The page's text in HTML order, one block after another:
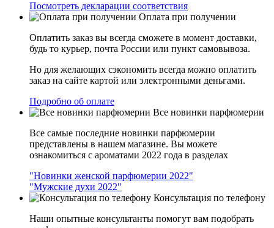
Посмотреть декларации соответствия
Оплата при получении
Оплатить заказ вы всегда сможете в момент доставки,
будь то курьер, почта России или пункт самовывоза.
Но для желающих сэкономить всегда можно оплатить
заказ на сайте картой или электронными деньгами.
Подробно об оплате
Все новинки парфюмерии
Все самые последние новинки парфюмерии
представлены в нашем магазине. Вы можете
ознакомиться с ароматами 2022 года в разделах
"Новинки женской парфюмерии 2022"
"Мужские духи 2022"
Консультация по телефону
Наши опытные консультанты помогут вам подобрать